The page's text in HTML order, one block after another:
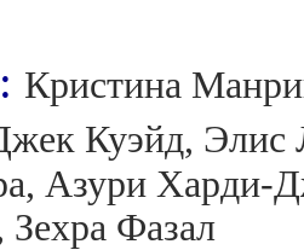
: Кристина
Куэйд,
Азури
Зехра Фазал